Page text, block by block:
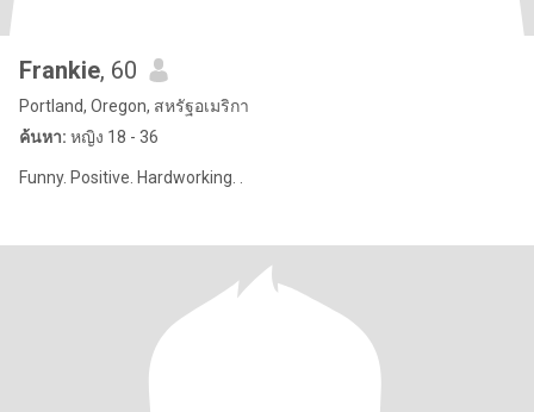
Frankie, 60
Portland, Oregon, สหรัฐอเมริกา
ค้นหา: หญิง 18 - 36
Funny. Positive. Hardworking. .